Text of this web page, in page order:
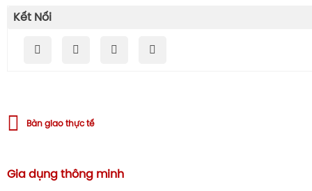
Kết Nối
Bàn giao thực tế
Gia dụng thông minh